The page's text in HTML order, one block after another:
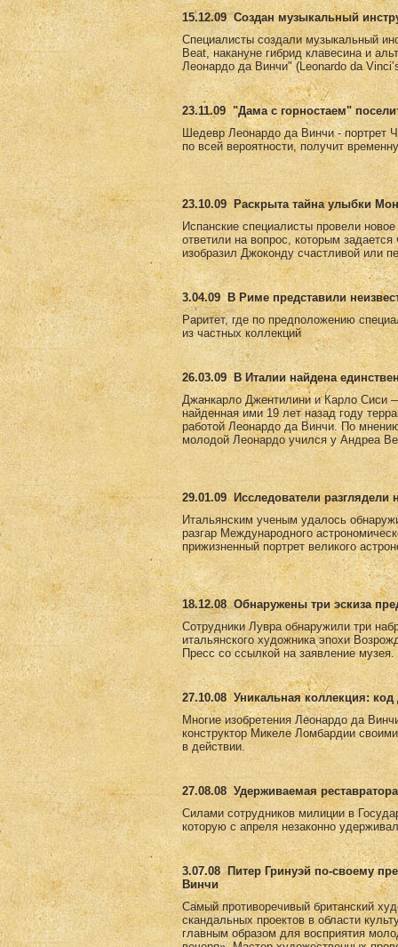
15.12.09 Создан музыкальный
Специалисты создали музыкальный
Beat, накануне гибрид клавесина и
Леонардо да Винчи" (Leonardo da
23.11.09 "Дама с горностаем"
Шедевр Леонардо да Винчи - портрет
по всей вероятности, получит
23.10.09
Раскрыта тайна улыбки
Испанские специалисты провели
ответили на вопрос, которым
изобразил Джоконду счастливой или
3.04.09 В Риме представили
Раритет, где по предположению
из частных коллекций
26.03.09
В Италии найдена
Джанкарло Джентилини и Карло Сиси
найденная ими 19 лет назад году
работой Леонардо да Винчи. По
молодой Леонардо учился у Андреа
29.01.09
Исследователи
Итальянским ученым удалось
разгар Международного
прижизненный портрет великого
18.12.08 Обнаружены три эскиза
Сотрудники Лувра обнаружили три
итальянского художника эпохи
Пресс со ссылкой на заявление музея.
27.10.08 Уникальная коллекция:
Многие изобретения Леонардо да
конструктор Микеле Ломбардии
в действии.
27.08.08 Удерживаемая
Силами сотрудников милиции в
которую с апреля незаконно
3.07.08
Питер Гринуэй по-своему
Винчи
Самый противоречивый британский
скандальных проектов в области
главным образом для восприятия